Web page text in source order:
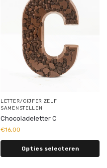
LETTER/CIJFER ZELF
SAMENSTELLEN
Chocoladeletter C
€16,00
Opties selecteren